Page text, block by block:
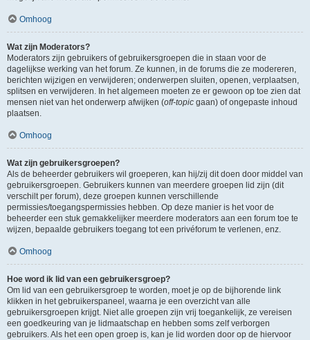
Omhoog
Wat zijn Moderators?
Moderators zijn gebruikers of gebruikersgroepen die in staan voor de
dagelijkse werking van het forum. Ze kunnen, in de forums die ze modereren,
berichten wijzigen en verwijderen; onderwerpen sluiten, openen, verplaatsen,
splitsen en verwijderen. In het algemeen moeten ze er gewoon op toe zien dat
mensen niet van het onderwerp afwijken (off-topic gaan) of ongepaste inhoud
plaatsen.
Omhoog
Wat zijn gebruikersgroepen?
Als de beheerder gebruikers wil groeperen, kan hij/zij dit doen door middel van
gebruikersgroepen. Gebruikers kunnen van meerdere groepen lid zijn (dit
verschilt per forum), deze groepen kunnen verschillende
permissies/toegangspermissies hebben. Op deze manier is het voor de
beheerder een stuk gemakkelijker meerdere moderators aan een forum toe te
wijzen, bepaalde gebruikers toegang tot een privéforum te verlenen, enz.
Omhoog
Hoe word ik lid van een gebruikersgroep?
Om lid van een gebruikersgroep te worden, moet je op de bijhorende link
klikken in het gebruikerspaneel, waarna je een overzicht van alle
gebruikersgroepen krijgt. Niet alle groepen zijn vrij toegankelijk, ze vereisen
een goedkeuring van je lidmaatschap en hebben soms zelf verborgen
gebruikers. Als het een open groep is, kan je lid worden door op de hiervoor